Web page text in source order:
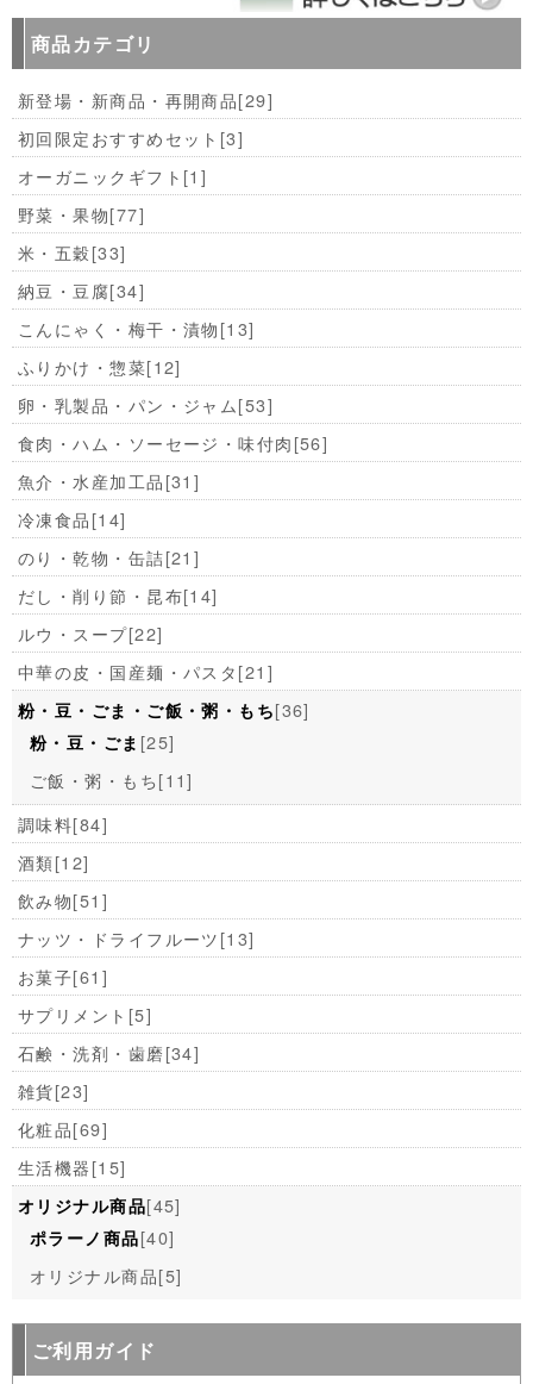
商品カテゴリ
新登場・新商品・再開商品[29]
初回限定おすすめセット [3]
オーガニックギフト [1]
野菜・果物[77]
米・五穀[33]
納豆・豆腐[34]
こんにゃく・梅干・漬物[13]
ふりかけ・惣菜[12]
卵・乳製品・パン・ジャム[53]
食肉・ハム・ソーセージ・味付肉[56]
魚介・水産加工品[31]
冷凍食品[14]
のり・乾物・缶詰[21]
だし・削り節・昆布[14]
ルウ・スープ[22]
中華の皮・国産麺・パスタ[21]
粉・豆・ごま・ご飯・粥・もち[36]
粉・豆・ごま [25]
ご飯・粥・もち[11]
調味料[84]
酒類[12]
飲み物[51]
ナッツ・ドライフルーツ[13]
お菓子[61]
サプリメント [5]
石鹸・洗剤・歯磨[34]
雑貨[23]
化粧品[69]
生活機器[15]
オリジナル商品[45]
ポラーノ商品[40]
オリジナル商品[5]
ご利用ガイド